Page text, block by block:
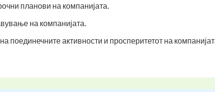
планови на компанијата.
на компанијата.
поединечните активности и просперитетот на